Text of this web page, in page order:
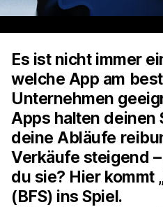
Es ist nicht immer
welche App am
Unternehmen
Apps halten deinen
deine Abläufe
Verkäufe steigend
du sie? Hier kommt
(BFS) ins Spiel.